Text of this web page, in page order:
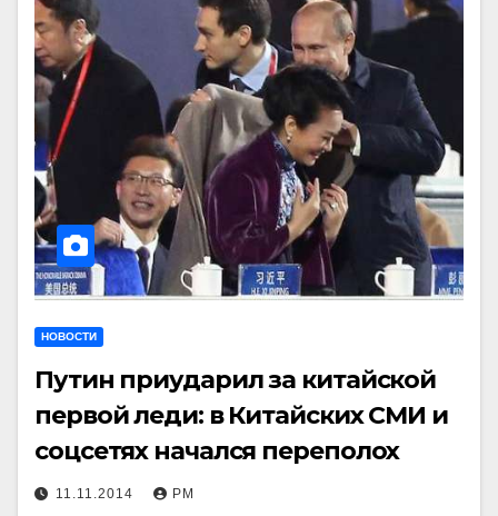
НОВОСТИ
Путин приударил за китайской
первой леди: в Китайских СМИ и
соцсетях начался переполох
11.11.2014 РМ